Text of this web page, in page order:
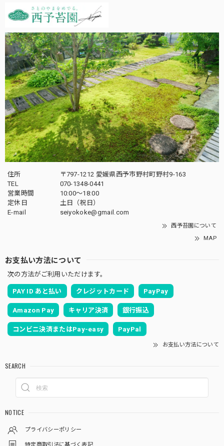
住所
〒797-1212 愛媛県西予市野村町野村9-163
TEL
070-1348-0441
営業時間
10:00〜18:00
定休日
土日（祝日）
E-mail
seiyokoke@gmail.com
西予苔園について
MAP
お支払い方法について
次の方法がご利用いただけます。
PAY ID あと払い クレジットカード PayPay
Amazon Pay キャリア決済 銀行振込
コンビニ決済またはPay-easy PayPal
お支払い方法について
SEARCH
NOTICE
プライバシーポリシー